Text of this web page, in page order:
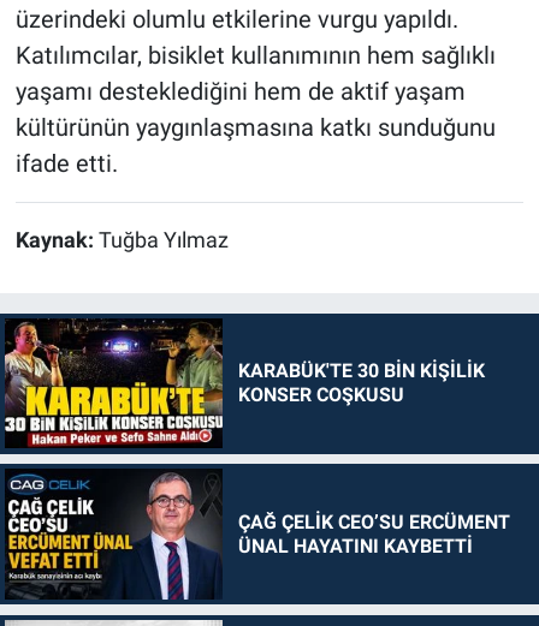
üzerindeki olumlu etkilerine vurgu yapıldı.
Katılımcılar, bisiklet kullanımının hem sağlıklı
yaşamı desteklediğini hem de aktif yaşam
kültürünün yaygınlaşmasına katkı sunduğunu
ifade etti.
Kaynak: Tuğba Yılmaz
KARABÜK'TE 30 BİN KİŞİLİK
KONSER COŞKUSU
ÇAĞ ÇELİK CEO’SU ERCÜMENT
ÜNAL HAYATINI KAYBETTİ